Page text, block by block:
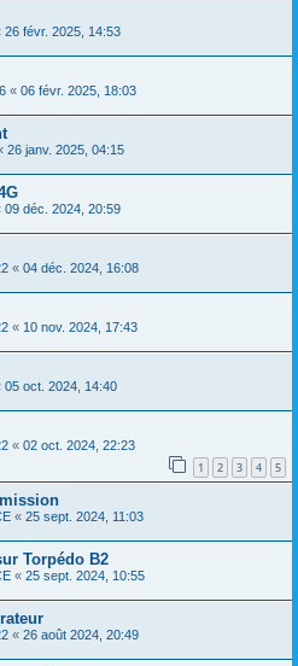
26 févr. 2025, 14:53
« 06 févr. 2025, 18:03
26 janv. 2025, 04:15
09 déc. 2024, 20:59
« 04 déc. 2024, 16:08
« 10 nov. 2024, 17:43
05 oct. 2024, 14:40
« 02 oct. 2024, 22:23
1 2 3 4 5
« 25 sept. 2024, 11:03
Torpédo B2
« 25 sept. 2024, 10:55
« 26 août 2024, 20:49